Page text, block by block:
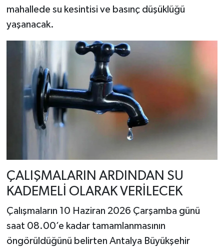
mahallede su kesintisi ve basınç düşüklüğü
yaşanacak.
ÇALIŞMALARIN ARDINDAN SU
KADEMELİ OLARAK VERİLECEK
Çalışmaların 10 Haziran 2026 Çarşamba günü
saat 08.00’e kadar tamamlanmasının
öngörüldüğünü belirten Antalya Büyükşehir